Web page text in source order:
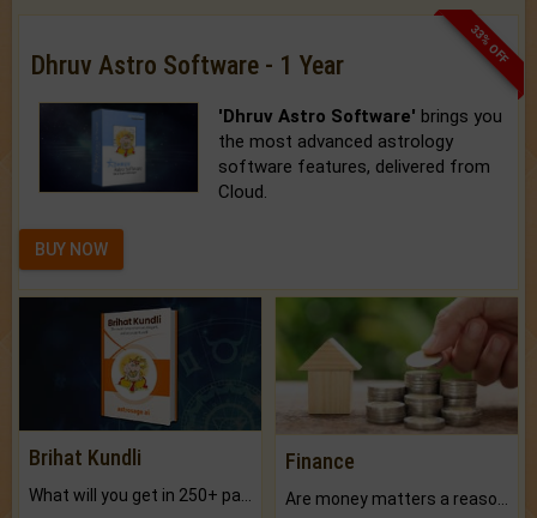
33% OFF
Dhruv Astro Software - 1 Year
'Dhruv Astro Software' brings you
the most advanced astrology
software features, delivered from
Cloud.
BUY NOW
Brihat Kundli Finance